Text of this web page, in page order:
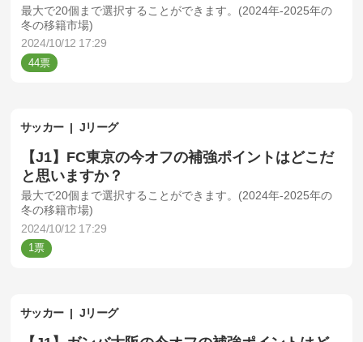
最大で20個まで選択することができます。(2024年-2025年の
冬の移籍市場)
2024/10/12 17:29
44
サッカー Jリーグ
【J1】FC東京の今オフの補強ポイントはどこだ
と思いますか？
最大で20個まで選択することができます。(2024年-2025年の
冬の移籍市場)
2024/10/12 17:29
1
サッカー Jリーグ